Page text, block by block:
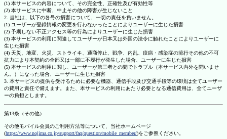
(1) 本サービスの内容について、その完全性、正確性及び有効性等
(2) 本サービスに中断、中止その他の障害が生じないこと
2. 当社は、以下の各号の損害について、一切の責任を負いません。
(1) ユーザーが登録情報の変更を行わなかったことによりユーザーに生じた損害
(2) 予期しない不正アクセス等の行為によりユーザーに生じた損害
(3) 本サービスの利用に関連してユーザーが日本又は外国の法令に触れたことによりユーザーに
生じた損害
(4) 天災、地変、火災、ストライキ、通商停止、戦争、内乱、疫病・感染症の流行その他の不可
抗力により本契約の全部又は一部に不履行が発生した場合、ユーザーに生じた損害
(5) 本サービスの利用に関し、ユーザーが第三者との間でトラブル（本サービス内外を問いませ
ん。）になった場合、ユーザーに生じた損害
3. 本サービスの提供を受けるために必要な機器、通信手段及び交通手段等の環境は全てユーザー
の費用と責任で備えます。また、本サービスの利用にあたり必要となる通信費用は、全てユーザ
ーの負担とします。
第13条（その他）
その他モバイル会員のご利用方法等について、当社ホームページ
(https://www.nojima.co.jp/support/faq/question/mobile_member/)をご参照ください。